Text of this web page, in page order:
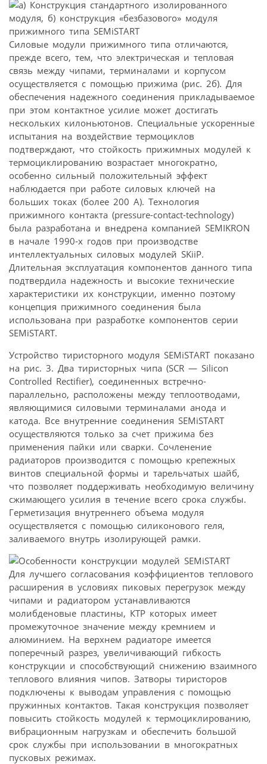
Силовые модули прижимного типа отличаются,
прежде всего, тем, что электрическая и тепловая
связь между чипами, терминалами и корпусом
осуществляется с помощью прижима (рис. 2б). Для
обеспечения надежного соединения прикладываемое
при этом контактное усилие может достигать
нескольких килоньютонов. Специальные ускоренные
испытания на воздействие термоциклов
подтверждают, что стойкость прижимных модулей к
термоциклированию возрастает многократно,
особенно сильный положительный эффект
наблюдается при работе силовых ключей на
больших токах (более 200 А). Технология
прижимного контакта (pressure-contact-technology)
была разработана и внедрена компанией SEMIKRON
в начале 1990-х годов при производстве
интеллектуальных силовых модулей SKiiP.
Длительная эксплуатация компонентов данного типа
подтвердила надежность и высокие технические
характеристики их конструкции, именно поэтому
концепция прижимного соединения была
использована при разработке компонентов серии
SEMiSTART.
Устройство тиристорного модуля SEMiSTART показано
на рис. 3. Два тиристорных чипа (SCR — Silicon
Controlled Rectifier), соединенных встречно-
параллельно, расположены между теплоотводами,
являющимися силовыми терминалами анода и
катода. Все внутренние соединения SEMiSTART
осуществляются только за счет прижима без
применения пайки или сварки. Сочленение
радиаторов производится с помощью крепежных
винтов специальной формы и тарельчатых шайб,
что позволяет поддерживать необходимую величину
сжимающего усилия в течение всего срока службы.
Герметизация внутреннего объема модуля
осуществляется с помощью силиконового геля,
заливаемого внутрь изолирующей рамки.
Для лучшего согласования коэффициентов теплового
расширения в условиях пиковых перегрузок между
чипами и радиатором устанавливаются
молибденовые пластины, КТР которых имеет
промежуточное значение между кремнием и
алюминием. На верхнем радиаторе имеется
поперечный разрез, увеличивающий гибкость
конструкции и способствующий снижению взаимного
теплового влияния чипов. Затворы тиристоров
подключены к выводам управления с помощью
пружинных контактов. Такая конструкция позволяет
повысить стойкость модулей к термоциклированию,
вибрационным нагрузкам и обеспечить большой
срок службы при использовании в многократных
пусковых режимах.